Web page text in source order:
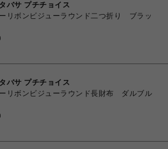
バサ プチチョイス
リボンビジューラウンド二つ折り ブラッ
バサ プチチョイス
リボンビジューラウンド長財布 ダルブル